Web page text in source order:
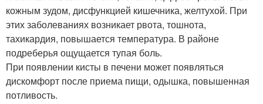
кожным зудом, дисфункцией кишечника, желтухой. При
этих заболеваниях возникает рвота, тошнота,
тахикардия, повышается температура. В районе
подреберья ощущается тупая боль.
При появлении кисты в печени может появляться
дискомфорт после приема пищи, одышка, повышенная
потливость.